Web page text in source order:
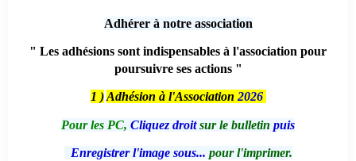
Adhérer à notre association
" Les adhésions sont indispensables à l'association pour
poursuivre ses actions "
1 )Adhésion à l'Association 2026
Pour les PC, Cliquez droitsur le bulletin puis
Enregistrer l'image sous... pour l'imprimer.